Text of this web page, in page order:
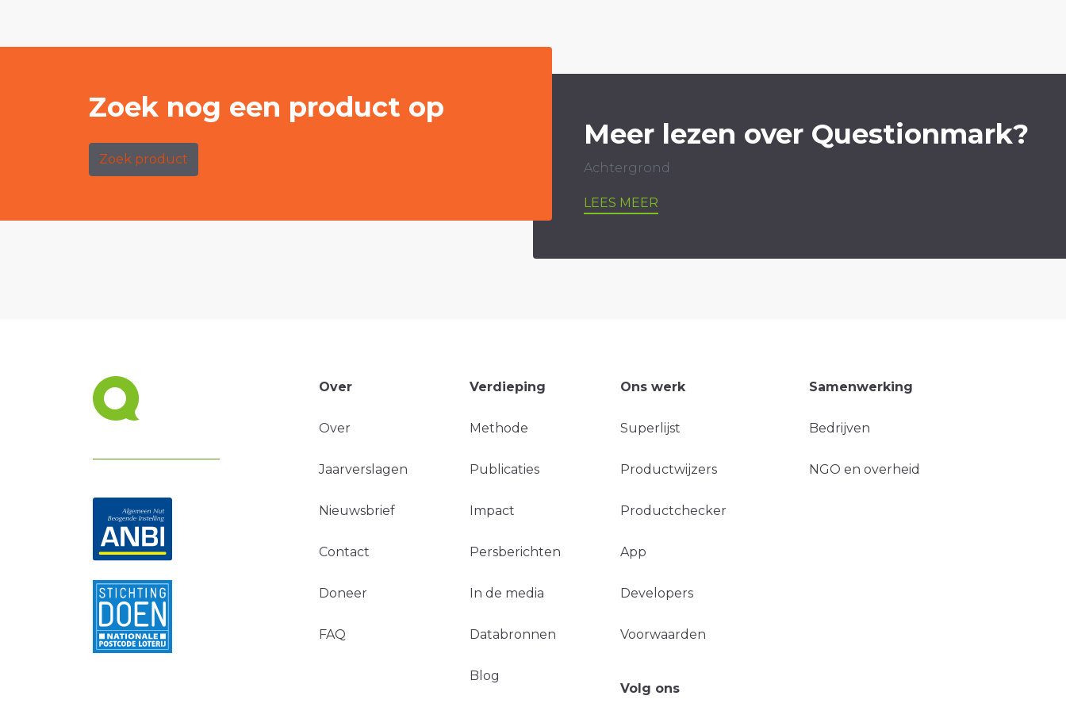
Zoek nog een product op
Zoek product
Meer lezen over Questionmark?
Achtergrond
LEES MEER
Over
Over
Jaarverslagen
Nieuwsbrief
Contact
Doneer
FAQ
Verdieping
Methode
Publicaties
Impact
Persberichten
In de media
Databronnen
Blog
Ons werk
Superlijst
Productwijzers
Productchecker
App
Developers
Voorwaarden
Samenwerking
Bedrijven
NGO en overheid
Volg ons